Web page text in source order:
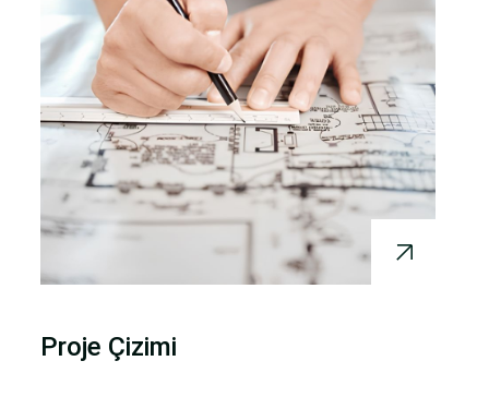
Proje Çizimi